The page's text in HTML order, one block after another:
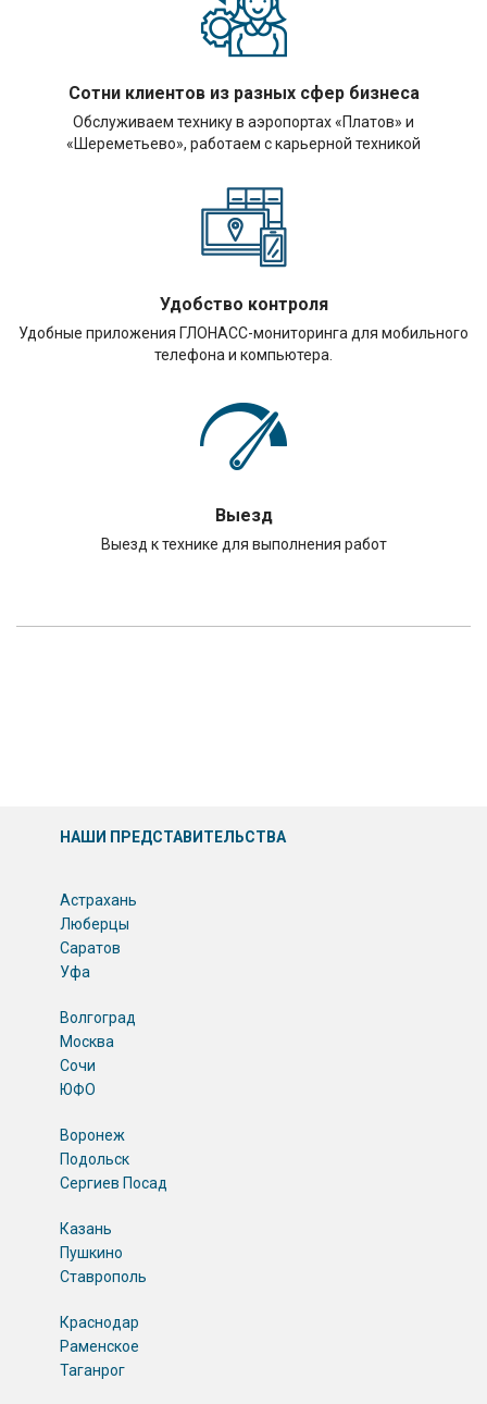
Сотни клиентов из разных сфер бизнеса
Обслуживаем технику в аэропортах «Платов» и
«Шереметьево», работаем с карьерной техникой
Удобство контроля
Удобные приложения ГЛОНАСС-мониторинга для мобильного
телефона и компьютера.
Выезд
Выезд к технике для выполнения работ
НАШИ ПРЕДСТАВИТЕЛЬСТВА
Астрахань
Люберцы
Саратов
Уфа
Волгоград
Москва
Сочи
ЮФО
Воронеж
Подольск
Сергиев Посад
Казань
Пушкино
Ставрополь
Краснодар
Раменское
Таганрог